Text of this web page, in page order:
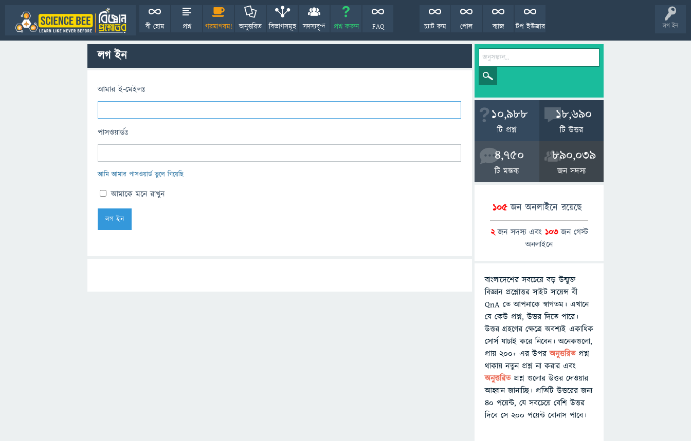
লগ ইন
বী হোম প্রশ্ন গরমাগরম! অনুত্তরিত বিভাগসমূহ সদস্যবৃন্দ প্রশ্ন করুন FAQ টপ ইউজার
ব্যাজ
পোল
চ্যাট রুম
লগ ইন
আমার ই-মেইলঃ
পাসওয়ার্ডঃ
আমি আমার পাসওয়ার্ড ভুলে গিয়েছি
আমাকে মনে রাখুন
10,988
টি প্রশ্ন
18,690
টি উত্তর
4,750
টি মন্তব্য
890,039
জন সদস্য
105জন অনলাইনে রয়েছে
2জন সদস্য এবং 103জন গেস্ট
অনলাইনে
বাংলাদেশের সবচেয়ে বড় উন্মুক্ত
বিজ্ঞান প্রশ্নোত্তর সাইট সায়েন্স বী
QnA তে আপনাকে স্বাগতম। এখানে
যে কেউ প্রশ্ন, উত্তর দিতে পারে।
উত্তর গ্রহণের ক্ষেত্রে অবশ্যই একাধিক
সোর্স যাচাই করে নিবেন। অনেকগুলো,
প্রায় ২০০+ এর উপরঅনুত্তরিতপ্রশ্ন
থাকায় নতুন প্রশ্ন না করার এবং
অনুত্তরিত প্রশ্ন গুলোর উত্তর দেওয়ার
আহ্বান জানাচ্ছি। প্রতিটি উত্তরের জন্য
৪০ পয়েন্ট, যে সবচেয়ে বেশি উত্তর
দিবে সে ২০০ পয়েন্ট বোনাস পাবে।